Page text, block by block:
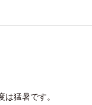
猛暑です。